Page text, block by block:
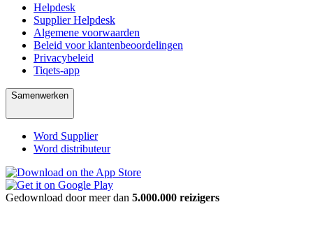
Helpdesk
Supplier Helpdesk
Algemene voorwaarden
Beleid voor klantenbeoordelingen
Privacybeleid
Tiqets-app
Samenwerken
Word Supplier
Word distributeur
Gedownload door meer dan 5.000.000 reizigers